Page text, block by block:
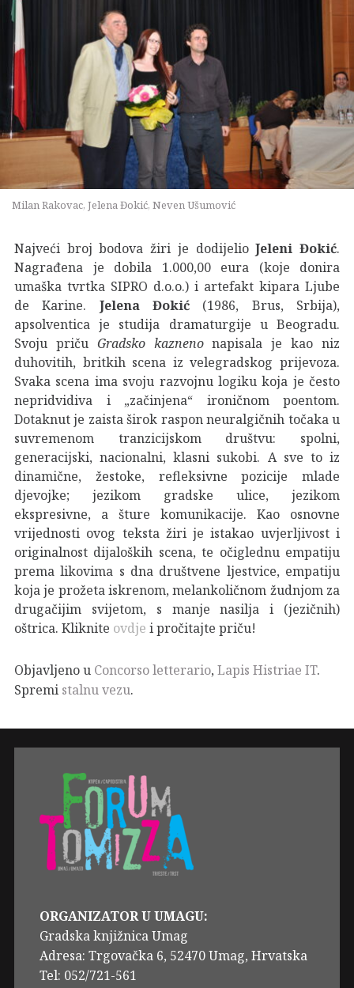
Milan Rakovac, Jelena Đokić, Neven Ušumović
Najveći broj bodova žiri je dodijelioJeleni Đokić.
Nagrađena je dobila 1.000,00 eura (koje donira
umaška tvrtka SIPRO d.o.o.) i artefakt kipara Ljube
de Karine. Jelena Đokić (1986, Brus, Srbija),
apsolventica je studija dramaturgije u Beogradu.
Svoju priču Gradsko kaznenonapisala je kao niz
duhovitih, britkih scena iz velegradskog prijevoza.
Svaka scena ima svoju razvojnu logiku koja je često
nepridvidiva i „začinjena“ ironičnom poentom.
Dotaknut je zaista širok raspon neuralgičnih točaka u
suvremenom tranzicijskom društvu: spolni,
generacijski, nacionalni, klasni sukobi. A sve to iz
dinamične, žestoke, refleksivne pozicije mlade
djevojke; jezikom gradske ulice, jezikom
ekspresivne, a šture komunikacije. Kao osnovne
vrijednosti ovog teksta žiri je istakao uvjerljivost i
originalnost dijaloških scena, te očiglednu empatiju
prema likovima s dna društvene ljestvice, empatiju
koja je prožeta iskrenom, melankoličnom žudnjom za
drugačijim svijetom, s manje nasilja i (jezičnih)
oštrica. Kliknite ovdje i pročitajte priču!
Objavljeno u Concorso letterario, Lapis Histriae IT.
Spremi stalnu vezu.
ORGANIZATOR U UMAGU:
Gradska knjižnica Umag
Adresa: Trgovačka 6, 52470 Umag, Hrvatska
Tel: 052/721-561